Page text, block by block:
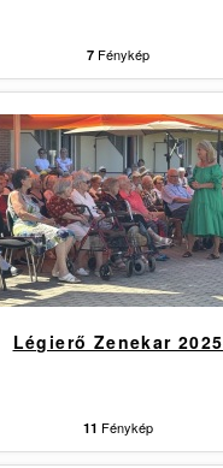
7 Fénykép
Légierő Zenekar 2025
11 Fénykép